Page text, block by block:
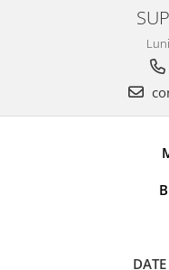
Proiectoare & lampi de
Cantare comerciale
Cantare Corporale
Accesorii aparatele de
Aparate de spalat cu